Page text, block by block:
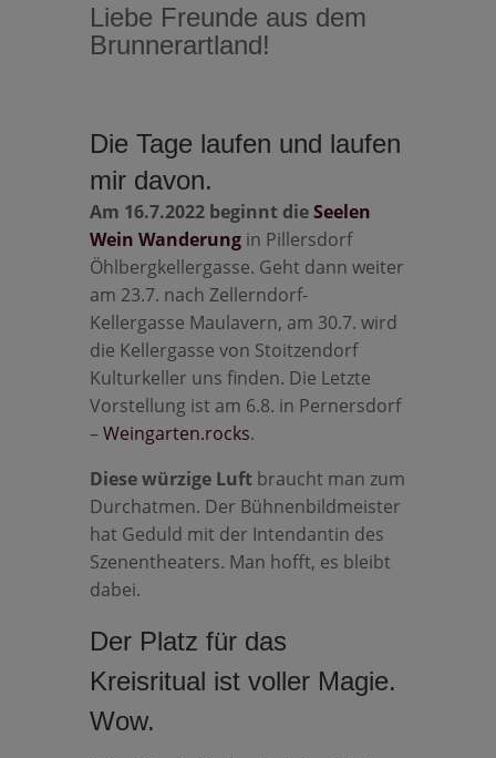
Liebe Freunde aus dem
Brunnerartland!
Die Tage laufen und laufen
mir davon.
Am 16.7.2022 beginnt dieSeelen
Wein Wanderungin Pillersdorf
Öhlbergkellergasse. Geht dann weiter
am 23.7. nach Zellerndorf-
Kellergasse Maulavern, am 30.7. wird
die Kellergasse von Stoitzendorf
Kulturkeller uns finden. Die Letzte
Vorstellung ist am 6.8. in Pernersdorf
–Weingarten.rocks.
Diese würzige Luftbraucht man zum
Durchatmen. Der Bühnenbildmeister
hat Geduld mit der Intendantin des
Szenentheaters. Man hofft, es bleibt
dabei.
Der Platz für das
Kreisritual ist voller Magie.
Wow.